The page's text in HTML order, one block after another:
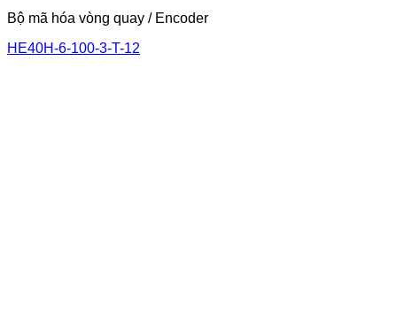
Bộ mã hóa vòng quay / Encoder
HE40H-6-100-3-T-12